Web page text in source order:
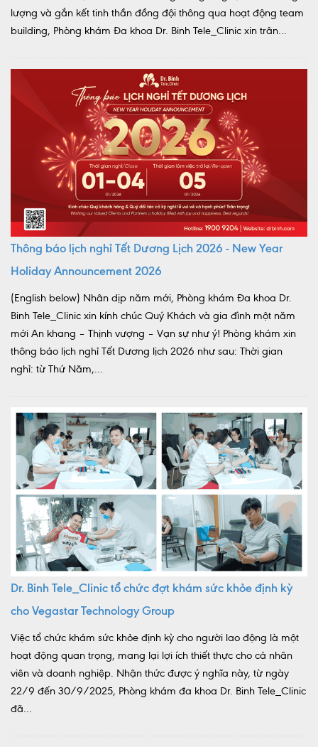
lượng và gắn kết tinh thần đồng đội thông qua hoạt động team
building, Phòng khám Đa khoa Dr. Binh Tele_Clinic xin trân...
Thông báo lịch nghỉ Tết Dương Lịch 2026 - New Year
Holiday Announcement 2026
(English below) Nhân dịp năm mới, Phòng khám Đa khoa Dr.
Binh Tele_Clinic xin kính chúc Quý Khách và gia đình một năm
mới An khang – Thịnh vượng – Vạn sự như ý! Phòng khám xin
thông báo lịch nghỉ Tết Dương lịch 2026 như sau: Thời gian
nghỉ: từ Thứ Năm,...
Dr. Binh Tele_Clinic tổ chức đợt khám sức khỏe định kỳ
cho Vegastar Technology Group
Việc tổ chức khám sức khỏe định kỳ cho người lao động là một
hoạt động quan trọng, mang lại lợi ích thiết thực cho cả nhân
viên và doanh nghiệp. Nhận thức được ý nghĩa này, từ ngày
22/9 đến 30/9/2025, Phòng khám đa khoa Dr. Binh Tele_Clinic
đã...